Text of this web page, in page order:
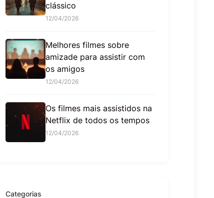
clássico
12/04/2026
Melhores filmes sobre
amizade para assistir com
os amigos
12/04/2026
Os filmes mais assistidos na
Netflix de todos os tempos
12/04/2026
Categorias